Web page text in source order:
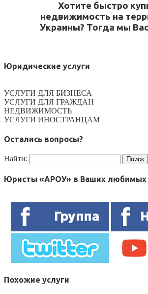
Хотите быстро
недвижимость на
Украины? Тогда мы
Юридические услуги
УСЛУГИ ДЛЯ БИЗНЕСА
УСЛУГИ ДЛЯ ГРАЖДАН
НЕДВИЖИМОСТЬ
УСЛУГИ ИНОСТРАНЦАМ
Остались вопросы?
Найти:
Юристы «АРОУ» в Ваших любимых
Похожие услуги